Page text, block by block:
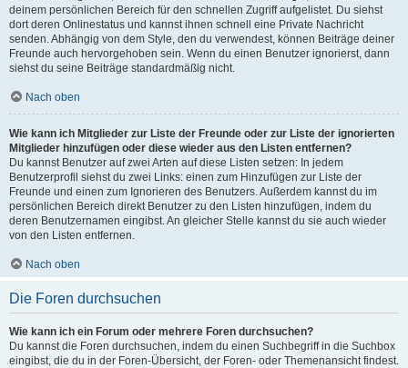
deinem persönlichen Bereich für den schnellen Zugriff aufgelistet. Du siehst
dort deren Onlinestatus und kannst ihnen schnell eine Private Nachricht
senden. Abhängig von dem Style, den du verwendest, können Beiträge deiner
Freunde auch hervorgehoben sein. Wenn du einen Benutzer ignorierst, dann
siehst du seine Beiträge standardmäßig nicht.
Nach oben
Wie kann ich Mitglieder zur Liste der Freunde oder zur Liste der ignorierten
Mitglieder hinzufügen oder diese wieder aus den Listen entfernen?
Du kannst Benutzer auf zwei Arten auf diese Listen setzen: In jedem
Benutzerprofil siehst du zwei Links: einen zum Hinzufügen zur Liste der
Freunde und einen zum Ignorieren des Benutzers. Außerdem kannst du im
persönlichen Bereich direkt Benutzer zu den Listen hinzufügen, indem du
deren Benutzernamen eingibst. An gleicher Stelle kannst du sie auch wieder
von den Listen entfernen.
Nach oben
Die Foren durchsuchen
Wie kann ich ein Forum oder mehrere Foren durchsuchen?
Du kannst die Foren durchsuchen, indem du einen Suchbegriff in die Suchbox
eingibst, die du in der Foren-Übersicht, der Foren- oder Themenansicht findest.